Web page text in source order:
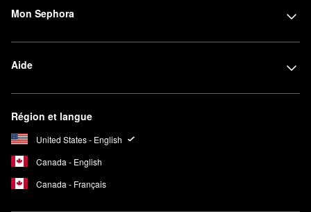
Mon Sephora
Aide
Région et langue
United States - English
Canada - English
Canada - Français